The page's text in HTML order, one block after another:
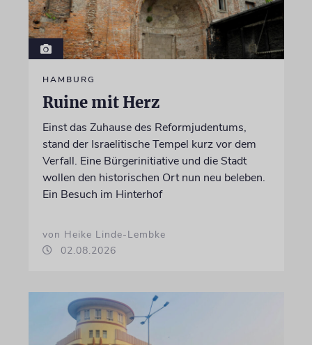
HAMBURG
Ruine mit Herz
Einst das Zuhause des Reformjudentums,
stand der Israelitische Tempel kurz vor dem
Verfall. Eine Bürgerinitiative und die Stadt
wollen den historischen Ort nun neu beleben.
Ein Besuch im Hinterhof
von Heike Linde-Lembke
02.08.2026